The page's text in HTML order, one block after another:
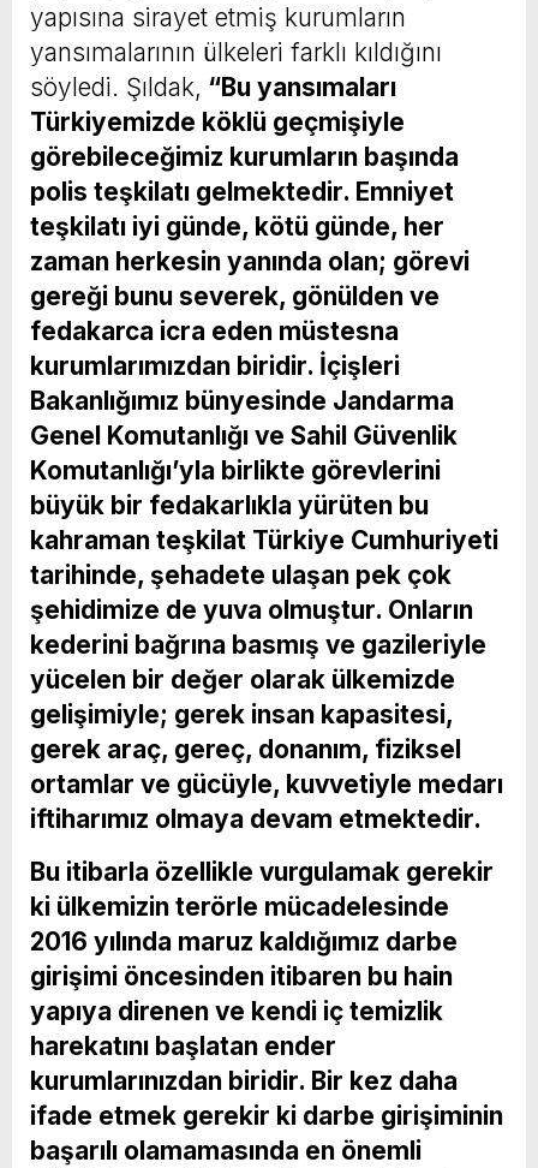
yapısına sirayet etmiş kurumların
yansımalarının ülkeleri farklı kıldığını
söyledi. Şıldak, “Bu yansımaları
Türkiyemizde köklü geçmişiyle
görebileceğimiz kurumların başında
polis teşkilatı gelmektedir. Emniyet
teşkilatı iyi günde, kötü günde, her
zaman herkesin yanında olan; görevi
gereği bunu severek, gönülden ve
fedakarca icra eden müstesna
kurumlarımızdan biridir. İçişleri
Bakanlığımız bünyesinde Jandarma
Genel Komutanlığı ve Sahil Güvenlik
Komutanlığı’yla birlikte görevlerini
büyük bir fedakarlıkla yürüten bu
kahraman teşkilat Türkiye Cumhuriyeti
tarihinde, şehadete ulaşan pek çok
şehidimize de yuva olmuştur. Onların
kederini bağrına basmış ve gazileriyle
yücelen bir değer olarak ülkemizde
gelişimiyle; gerek insan kapasitesi,
gerek araç, gereç, donanım, fiziksel
ortamlar ve gücüyle, kuvvetiyle medarı
iftiharımız olmaya devam etmektedir.
Bu itibarla özellikle vurgulamak gerekir
ki ülkemizin terörle mücadelesinde
2016 yılında maruz kaldığımız darbe
girişimi öncesinden itibaren bu hain
yapıya direnen ve kendi iç temizlik
harekatını başlatan ender
kurumlarınızdan biridir. Bir kez daha
ifade etmek gerekir ki darbe girişiminin
başarılı olamamasında en önemli